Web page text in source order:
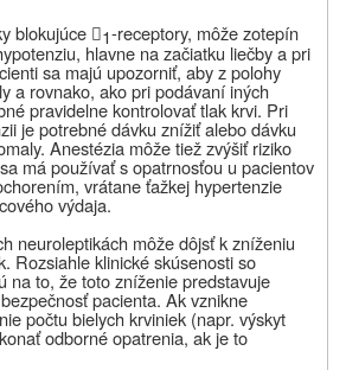
blokujúce 1-receptory, môže zotepín
hlavne na začiatku liečby a pri
sa majú upozorniť, aby z polohy
a rovnako, ako pri podávaní iných
pravidelne kontrolovať tlak krvi. Pri
je potrebné dávku znížiť alebo dávku
Anestézia môže tiež zvýšiť riziko
má používať s opatrnosťou u pacientov
vrátane ťažkej hypertenzie
výdaja.
neuroleptikách môže dôjsť k zníženiu
Rozsiahle klinické skúsenosti so
na to, že toto zníženie predstavuje
pacienta. Ak vznikne
počtu bielych krviniek (napr. výskyt
odborné opatrenia, ak je to